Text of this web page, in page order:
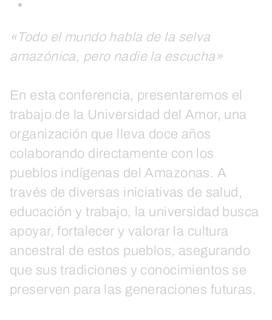
«Todo el mundo habla de la selva
amazónica, pero nadie la escucha»
En esta conferencia, presentaremos el
trabajo de la Universidad del Amor, una
organización que lleva doce años
colaborando directamente con los
pueblos indígenas del Amazonas. A
través de diversas iniciativas de salud,
educación y trabajo, la universidad busca
apoyar, fortalecer y valorar la cultura
ancestral de estos pueblos, asegurando
que sus tradiciones y conocimientos se
preserven para las generaciones futuras.